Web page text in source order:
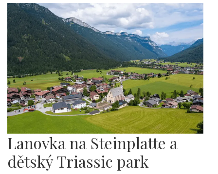
Lanovka na Steinplatte a
dětský Triassic park